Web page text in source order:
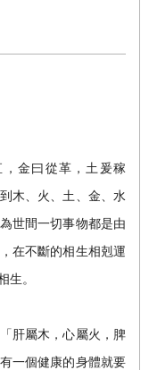
金曰從革，土爰稼
木、火、土、金、水
世間一切事物都是由
在不斷的相生相剋運
生。
肝屬木，心屬火，脾
一個健康的身體就要